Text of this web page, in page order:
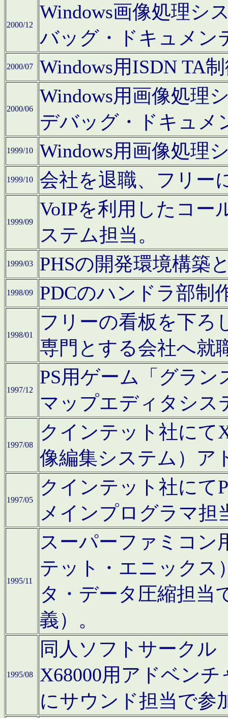
2000/12
Windows画像処理シ
バッグ・ドキュメン
2000/07 Windows用ISDN TA
2000/06
Windows用画像処理
デバッグ・ドキュメ
1999/10 Windows用画像処理
1999/10 会社を退職、フリー
1999/09
VoIPを利用したコー
ステム担当。
1999/03 PHSの開発環境構築
1998/09 PDCのハンドラ部制
1998/01
フリーの看板を下ろ
専門とする会社へ就
1997/12
PS用ゲーム「グラン
マップエディタシス
1997/08
クインテット社にて
像編集システム）ア
1997/05
クインテット社にて
メインプログラマ担
1995/11
スーパーファミコン
テット・エニックス
タ・データ圧縮担当
義）。
1995/08
同人ソフトサークル
X68000用アドベン
にサウンド担当で参